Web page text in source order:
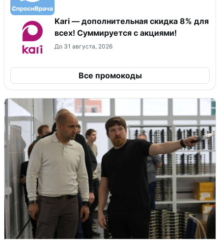
Kari — дополнительная скидка 8% для
всех! Суммируется с акциями!
До 31 августа, 2026
Все промокоды